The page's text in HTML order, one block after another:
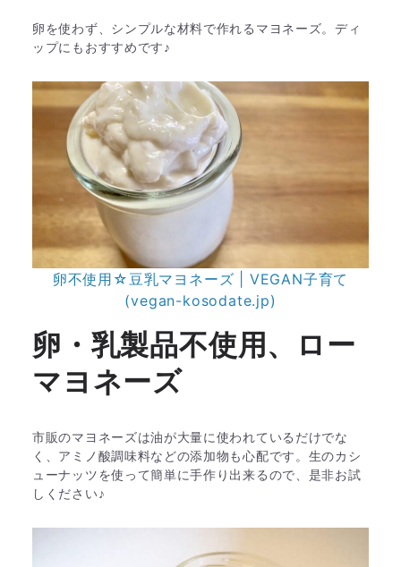
卵を使わず、シンプルな材料で作れるマヨネーズ。ディ
ップにもおすすめです♪
卵不使用☆豆乳マヨネーズ | VEGAN子育て
(vegan-kosodate.jp)
卵・乳製品不使用、ロー
マヨネーズ
市販のマヨネーズは油が大量に使われているだけでな
く、アミノ酸調味料などの添加物も心配です。生のカシ
ューナッツを使って簡単に手作り出来るので、是非お試
しください♪